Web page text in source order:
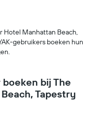
Hotel Manhattan Beach,
gebruikers boeken hun
bij The
Tapestry